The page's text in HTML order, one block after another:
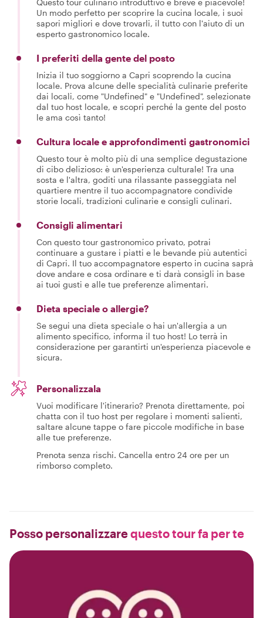
Questo tour culinario introduttivo è breve e piacevole!
Un modo perfetto per scoprire la cucina locale, i suoi
sapori migliori e dove trovarli, il tutto con l'aiuto di un
esperto gastronomico locale.
I preferiti della gente del posto
Inizia il tuo soggiorno a Capri scoprendo la cucina
locale. Prova alcune delle specialità culinarie preferite
dai locali, come "Undefined" e "Undefined", selezionate
dal tuo host locale, e scopri perché la gente del posto
le ama così tanto!
Cultura locale e approfondimenti gastronomici
Questo tour è molto più di una semplice degustazione
di cibo delizioso: è un'esperienza culturale! Tra una
sosta e l'altra, goditi una rilassante passeggiata nel
quartiere mentre il tuo accompagnatore condivide
storie locali, tradizioni culinarie e consigli culinari.
Consigli alimentari
Con questo tour gastronomico privato, potrai
continuare a gustare i piatti e le bevande più autentici
di Capri. Il tuo accompagnatore esperto in cucina saprà
dove andare e cosa ordinare e ti darà consigli in base
ai tuoi gusti e alle tue preferenze alimentari.
Dieta speciale o allergie?
Se segui una dieta speciale o hai un'allergia a un
alimento specifico, informa il tuo host! Lo terrà in
considerazione per garantirti un'esperienza piacevole e
sicura.
Personalizzala
Vuoi modificare l'itinerario? Prenota direttamente, poi
chatta con il tuo host per regolare i momenti salienti,
saltare alcune tappe o fare piccole modifiche in base
alle tue preferenze.
Prenota senza rischi. Cancella entro 24 ore per un
rimborso completo.
Posso personalizzarequesto tour fa per te